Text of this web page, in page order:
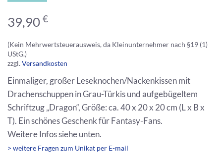
39,90 €
(Kein Mehrwertsteuerausweis, da Kleinunternehmer nach §19 (1)
UStG.)
zzgl.Versandkosten
Einmaliger, großer Leseknochen/Nackenkissen mit
Drachenschuppen in Grau-Türkis und aufgebügeltem
Schriftzug „Dragon“, Größe: ca. 40 x 20 x 20 cm (L x B x
T). Ein schönes Geschenk für Fantasy-Fans.
Weitere Infos siehe unten.
> weitere Fragen zum Unikat per E-mail